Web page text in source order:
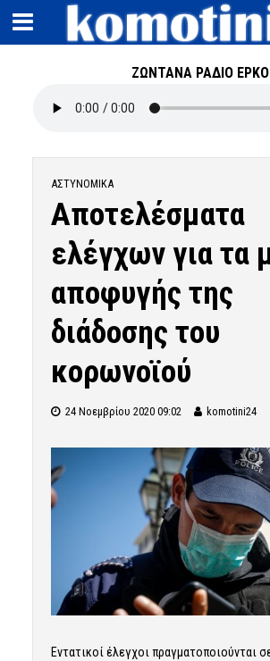
ΖΩΝΤΑΝΑ ΡΑΔΙΟ ΕΡΚΟ
ΑΣΤΥΝΟΜΙΚΆ
Αποτελέσματα
ελέγχων για τα
αποφυγής της
διάδοσης του
κορωνοϊού
24 Νοεμβρίου 2020 09:02 komotini24
Εντατικοί έλεγχοι πραγματοποιούνται